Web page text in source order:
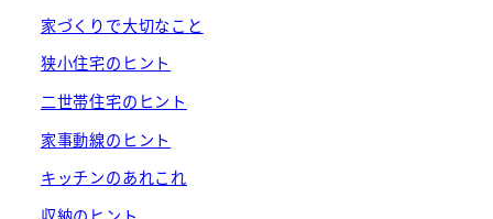
家づくりで大切なこと
狭小住宅のヒント
二世帯住宅のヒント
家事動線のヒント
キッチンのあれこれ